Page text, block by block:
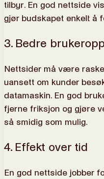
tilbyr. En god nettside
gjør budskapet enkelt å
3. Bedre
Nettsider må være
uansett om kunder
datamaskin. En god
fjerne friksjon og gjøre
så smidig som mulig.
4. Effekt over tid
En god nettside jobber